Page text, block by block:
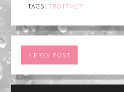
TAGS: TRÖTTHET
« PREV POST